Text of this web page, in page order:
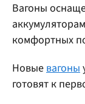
Вагоны
комфортных
Новыевагоны
готовят к